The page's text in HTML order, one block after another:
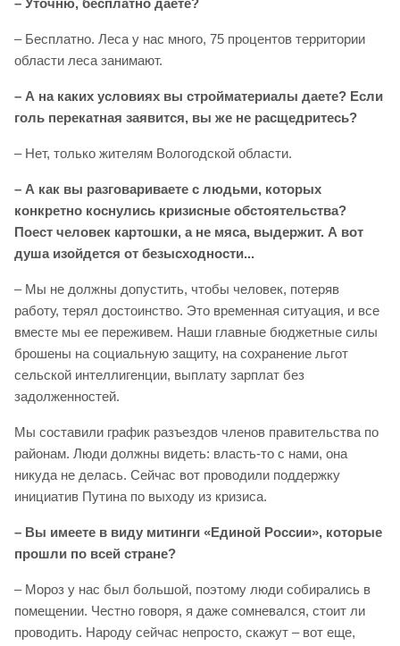
– Бесплатно. Леса у нас много, 75 процентов территории
области леса занимают.
– А на каких условиях вы стройматериалы даете? Если
голь перекатная заявится, вы же не расщедритесь?
– Нет, только жителям Вологодской области.
– А как вы разговариваете с людьми, которых
конкретно коснулись кризисные обстоятельства?
Поест человек картошки, а не мяса, выдержит. А вот
душа изойдется от безысходности...
– Мы не должны допустить, чтобы человек, потеряв
работу, терял достоинство. Это временная ситуация, и все
вместе мы ее переживем. Наши главные бюджетные силы
брошены на социальную защиту, на сохранение льгот
сельской интеллигенции, выплату зарплат без
задолженностей.
Мы составили график разъездов членов правительства по
районам. Люди должны видеть: власть-то с нами, она
никуда не делась. Сейчас вот проводили поддержку
инициатив Путина по выходу из кризиса.
– Вы имеете в виду митинги «Единой России», которые
прошли по всей стране?
– Мороз у нас был большой, поэтому люди собирались в
помещении. Честно говоря, я даже сомневался, стоит ли
проводить. Народу сейчас непросто, скажут – вот еще,